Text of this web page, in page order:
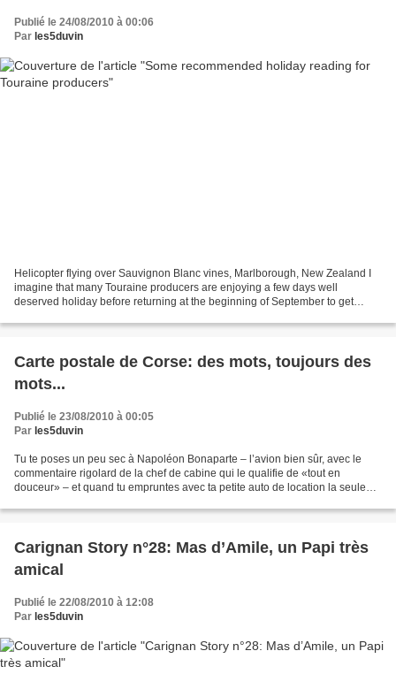
Publié le 24/08/2010 à 00:06
Par les5duvin
Helicopter flying over Sauvignon Blanc vines, Marlborough, New Zealand I
imagine that many Touraine producers are enjoying a few days well
deserved holiday before returning at the beginning of September to get
Carte postale de Corse: des mots, toujours des
mots...
Publié le 23/08/2010 à 00:05
Par les5duvin
Tu te poses un peu sec à Napoléon Bonaparte – l’avion bien sûr, avec le
commentaire rigolard de la chef de cabine qui le qualifie de «tout en
douceur» – et quand tu empruntes avec ta petite auto de location la seule
Carignan Story n°28: Mas d’Amile, un Papi très
amical
Publié le 22/08/2010 à 12:08
Par les5duvin